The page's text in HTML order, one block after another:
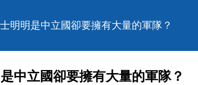
明明是中立國卻要擁有大量的軍隊？
中立國卻要擁有大量的軍隊？